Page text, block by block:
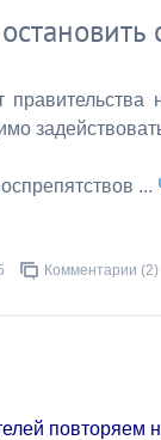
...
Комментарии (2)
повторяем